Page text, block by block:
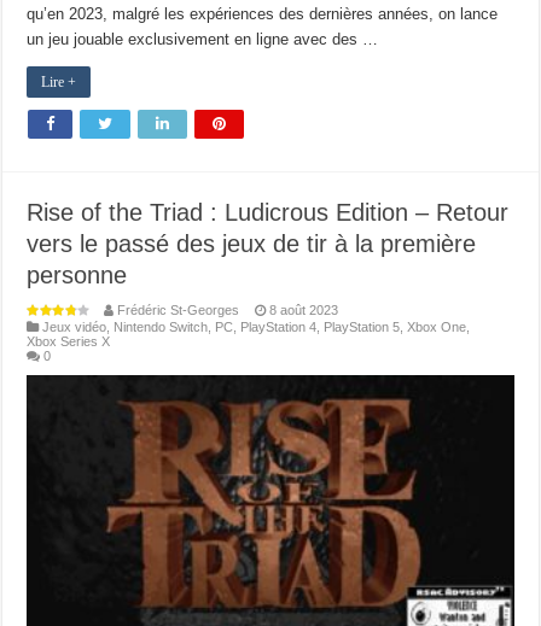
qu’en 2023, malgré les expériences des dernières années, on lance
un jeu jouable exclusivement en ligne avec des …
Lire +
Rise of the Triad : Ludicrous Edition – Retour
vers le passé des jeux de tir à la première
personne
Frédéric St-Georges
8 août 2023
Jeux vidéo, Nintendo Switch, PC, PlayStation 4, PlayStation 5,Xbox One,
Xbox Series X
0